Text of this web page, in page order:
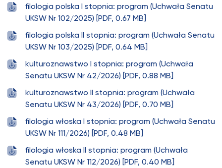
filologia polska I stopnia: program (Uchwała Senatu
UKSW Nr 102/2025) [PDF, 0.67 MB]
filologia polska II stopnia: program (Uchwała Senatu
UKSW Nr 103/2025) [PDF, 0.64 MB]
kulturoznawstwo I stopnia: program (Uchwała
Senatu UKSW Nr 42/2026) [PDF, 0.88 MB]
kulturoznawstwo II stopnia: program (Uchwała
Senatu UKSW Nr 43/2026) [PDF, 0.70 MB]
filologia włoska I stopnia: program (Uchwała Senatu
UKSW Nr 111/2026) [PDF, 0.48 MB]
filologia włoska II stopnia: program (Uchwała
Senatu UKSW Nr 112/2026) [PDF, 0.40 MB]